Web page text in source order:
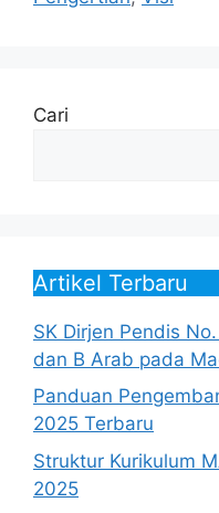
Cari
Artikel Terbaru
SK Dirjen Pendis
dan B Arab pada
Panduan
2025 Terbaru
Struktur Kurikulum
2025